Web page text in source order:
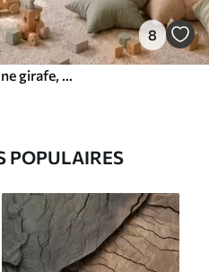
8
Des montgolfières ornées d'une girafe, d'un kangourou, d'un ours et d'autres animaux, au milieu des nuages et des arbres
POPULAIRES